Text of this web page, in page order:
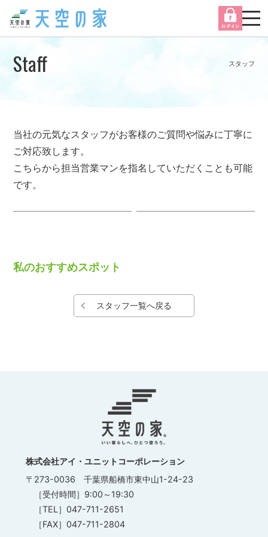
Staff スタッフ
当社の元気なスタッフがお客様のご質問や悩みに丁寧に
ご対応致します。
こちらから担当営業マンを指名していただくことも可能
です。
私のおすすめスポット
スタッフ一覧へ戻る
株式会社アイ・ユニットコーポレーション
〒273-0036 千葉県船橋市東中山1-24-23
［受付時間］9:00～19:30
［TEL］047-711-2651
［FAX］047-711-2804